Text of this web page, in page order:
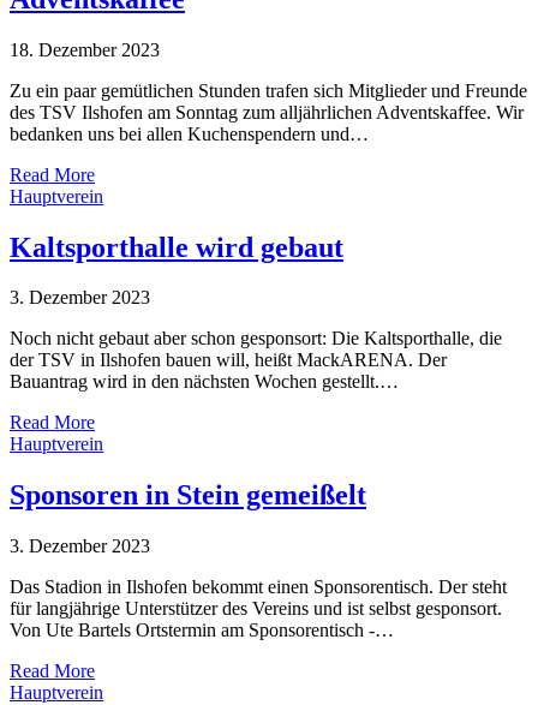
18. Dezember 2023
Zu ein paar gemütlichen Stunden trafen sich Mitglieder und Freunde
des TSV Ilshofen am Sonntag zum alljährlichen Adventskaffee. Wir
bedanken uns bei allen Kuchenspendern und…
Read More
Hauptverein
Kaltsporthalle wird gebaut
3. Dezember 2023
Noch nicht gebaut aber schon gesponsort: Die Kaltsporthalle, die
der TSV in Ilshofen bauen will, heißt MackARENA. Der
Bauantrag wird in den nächsten Wochen gestellt.…
Read More
Hauptverein
Sponsoren in Stein gemeißelt
3. Dezember 2023
Das Stadion in Ilshofen bekommt einen Sponsorentisch. Der steht
für langjährige Unterstützer des Vereins und ist selbst gesponsort.
Von Ute Bartels Ortstermin am Sponsorentisch -…
Read More
Hauptverein